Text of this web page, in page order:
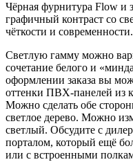
Чёрная фурнитура Flow и
графичный контраст со
чёткости и современности.
Светлую гамму можно
сочетание белого и
оформлении заказа вы
оттенки ПВХ-панелей из
Можно сделать обе
светлое дерево. Можно
светлый. Обсудите с
порталом, который ещё
или с встроенными